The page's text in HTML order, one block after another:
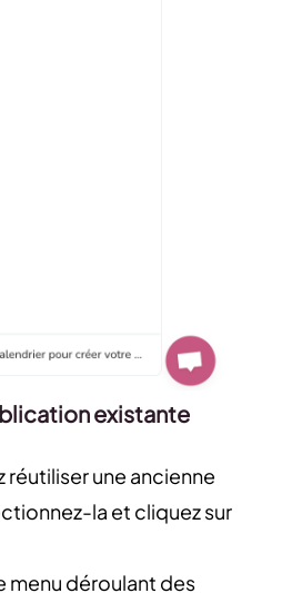
existante
réutiliser une ancienne
la et cliquez sur
menu déroulant des